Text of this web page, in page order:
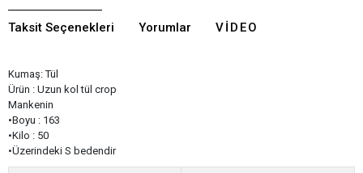
Taksit Seçenekleri Yorumlar VIDEO
Kumaş: Tül
Ürün : Uzun kol tül crop
Mankenin
•Boyu : 163
•Kilo : 50
•Üzerindeki S bedendir